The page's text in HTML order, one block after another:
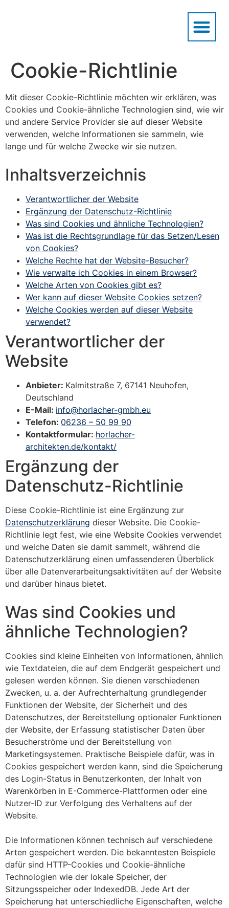
Cookie-Richtlinie
Mit dieser Cookie-Richtlinie möchten wir erklären, was
Cookies und Cookie-ähnliche Technologien sind, wie wir
und andere Service Provider sie auf dieser Website
verwenden, welche Informationen sie sammeln, wie
lange und für welche Zwecke wir sie nutzen.
Inhaltsverzeichnis
Verantwortlicher der Website
Ergänzung der Datenschutz-Richtlinie
Was sind Cookies und ähnliche Technologien?
Was ist die Rechtsgrundlage für das Setzen/Lesen
von Cookies?
Welche Rechte hat der Website-Besucher?
Wie verwalte ich Cookies in einem Browser?
Welche Arten von Cookies gibt es?
Wer kann auf dieser Website Cookies setzen?
Welche Cookies werden auf dieser Website
verwendet?
Verantwortlicher der
Website
Anbieter: Kalmitstraße 7, 67141 Neuhofen,
Deutschland
E-Mail: info@horlacher-gmbh.eu
Telefon: 06236 – 50 99 90
Kontaktformular: horlacher-
architekten.de/kontakt/
Ergänzung der
Datenschutz-Richtlinie
Diese Cookie-Richtlinie ist eine Ergänzung zur
Datenschutzerklärung dieser Website. Die Cookie-
Richtlinie legt fest, wie eine Website Cookies verwendet
und welche Daten sie damit sammelt, während die
Datenschutzerklärung einen umfassenderen Überblick
über alle Datenverarbeitungsaktivitäten auf der Website
und darüber hinaus bietet.
Was sind Cookies und
ähnliche Technologien?
Cookies sind kleine Einheiten von Informationen, ähnlich
wie Textdateien, die auf dem Endgerät gespeichert und
gelesen werden können. Sie dienen verschiedenen
Zwecken, u. a. der Aufrechterhaltung grundlegender
Funktionen der Website, der Sicherheit und des
Datenschutzes, der Bereitstellung optionaler Funktionen
der Website, der Erfassung statistischer Daten über
Besucherströme und der Bereitstellung von
Marketingsystemen. Praktische Beispiele dafür, was in
Cookies gespeichert werden kann, sind die Speicherung
des Login-Status in Benutzerkonten, der Inhalt von
Warenkörben in E-Commerce-Plattformen oder eine
Nutzer-ID zur Verfolgung des Verhaltens auf der
Website.
Die Informationen können technisch auf verschiedene
Arten gespeichert werden. Die bekanntesten Beispiele
dafür sind HTTP-Cookies und Cookie-ähnliche
Technologien wie der lokale Speicher, der
Sitzungsspeicher oder IndexedDB. Jede Art der
Speicherung hat unterschiedliche Eigenschaften, welche